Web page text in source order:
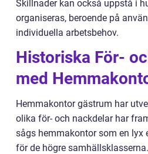
Skillnader kan också uppstå i
organiseras, beroende på
individuella arbetsbehov.
Historiska För-
med
Hemmakontor gästrum har
olika för- och nackdelar har
sågs hemmakontor som en lyx
för de högre